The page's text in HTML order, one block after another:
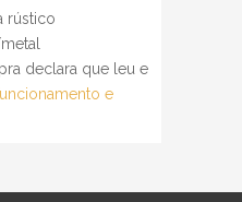
rústico
declara que leu e
e